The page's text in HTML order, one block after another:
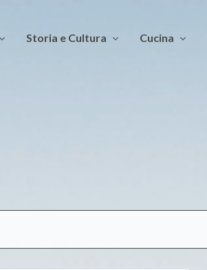
Storia e Cultura Cucina